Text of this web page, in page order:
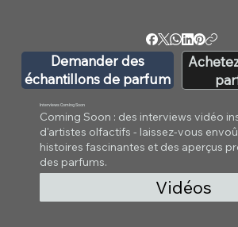
Demander des
échantillons de parfum
Interviews Coming Soon
Coming Soon : des interviews vidéo
d'artistes olfactifs - laissez-vous
histoires fascinantes et des aperçus
des parfums.
Vidéos